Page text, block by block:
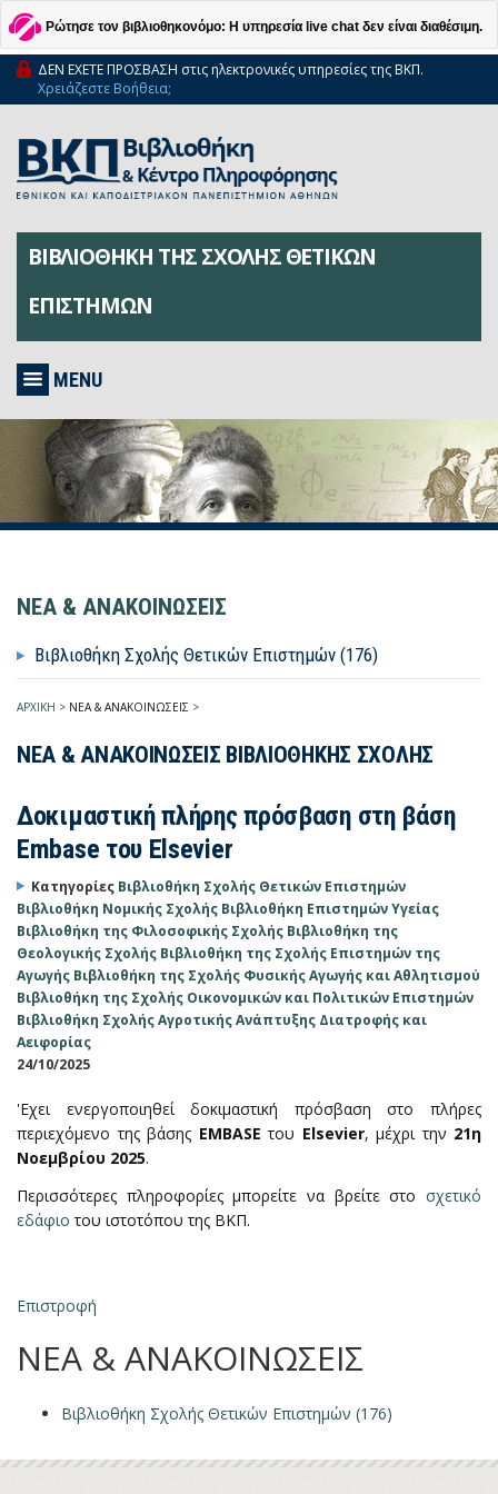
Ρώτησε τον βιβλιοθηκονόμο: Η υπηρεσία live chat δεν είναι διαθέσιμη.
ΔΕΝ ΕΧΕΤΕ ΠΡΟΣΒΑΣΗ στις ηλεκτρονικές υπηρεσίες της ΒΚΠ.
Χρειάζεστε Βοήθεια;
ΒΙΒΛΙΟΘΗΚΗ ΤΗΣ ΣΧΟΛΗΣ ΘΕΤΙΚΩΝ
ΕΠΙΣΤΗΜΩΝ
MENU
ΝΕΑ & ΑΝΑΚΟΙΝΩΣΕΙΣ
Βιβλιοθήκη Σχολής Θετικών Επιστημών (176)
ΑΡΧΙΚΗ > ΝΕΑ & ΑΝΑΚΟΙΝΩΣΕΙΣ >
ΝΕΑ & ΑΝΑΚΟΙΝΩΣΕΙΣ ΒΙΒΛΙΟΘΗΚΗΣ ΣΧΟΛΗΣ
Δοκιμαστική πλήρης πρόσβαση στη βάση
Embase του Elsevier
Κατηγορίες Βιβλιοθήκη Σχολής Θετικών Επιστημών
Βιβλιοθήκη Νομικής Σχολής Βιβλιοθήκη Επιστημών Υγείας
Βιβλιοθήκη της Φιλοσοφικής Σχολής Βιβλιοθήκη της
Θεολογικής Σχολής Βιβλιοθήκη της Σχολής Επιστημών της
Αγωγής Βιβλιοθήκη της Σχολής Φυσικής Αγωγής και Αθλητισμού
Βιβλιοθήκη της Σχολής Οικονομικών και Πολιτικών Επιστημών
Βιβλιοθήκη Σχολής Αγροτικής Ανάπτυξης Διατροφής και
Αειφορίας
24/10/2025
'Eχει ενεργοποιηθεί δοκιμαστική πρόσβαση στο πλήρες
περιεχόμενο της βάσης EMBASEτου Elsevier, μέχρι την 21η
Noεμβρίου 2025.
Περισσότερες πληροφορίες μπορείτε να βρείτε στο σχετικό
εδάφιοτου ιστοτόπου της ΒΚΠ.
Επιστροφή
ΝΕΑ & ΑΝΑΚΟΙΝΩΣΕΙΣ
Βιβλιοθήκη Σχολής Θετικών Επιστημών (176)